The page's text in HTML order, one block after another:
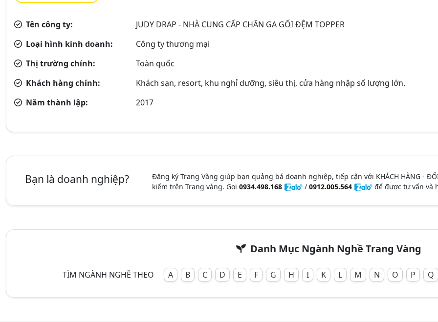
Tên công ty:
JUDY DRAP - NHÀ CUNG CẤP CHĂN GA GỐI ĐỆM TOPPER
Loại hình kinh doanh:
Công ty thương mại
Thị trường chính:
Toàn quốc
Khách hàng chính:
Khách sạn, resort, khu nghỉ dưỡng, siêu thị, cửa hàng nhập số lượng lớn.
Năm thành lập:
2017
Bạn là doanh nghiệp?
Đăng ký Trang Vàng giúp bạn quảng bá doanh nghiệp, tiếp cận với KHÁCH HÀNG -
kiếm trên Trang vàng. Gọi 0934.498.168 / 0912.005.564 để được tư vấn và
Danh Mục Ngành Nghề Trang Vàng
TÌM NGÀNH NGHỀ THEO A B C D E F G H I K L M N O P Q